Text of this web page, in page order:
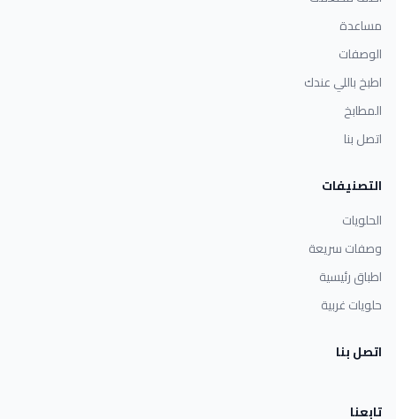
مساعدة
الوصفات
اطبخ باللي عندك
المطابخ
اتصل بنا
التصنيفات
الحلويات
وصفات سريعة
اطباق رئيسية
حلويات غربية
اتصل بنا
تابعنا